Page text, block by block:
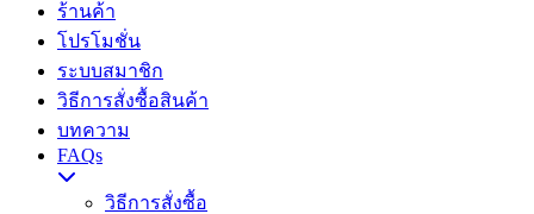
ร้านค้า
โปรโมชั่น
ระบบสมาชิก
วิธีการสั่งซื้อสินค้า
บทความ
FAQs
วิธีการสั่งซื้อ